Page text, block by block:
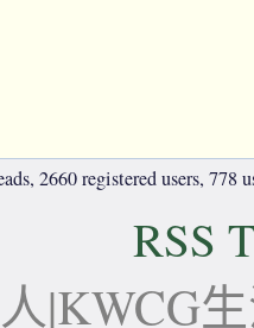
2660 registered users, 778
RSS
|KWCG